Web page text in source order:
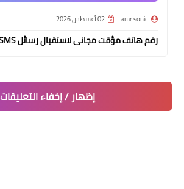
amr sonic 02 أغسطس 2026
رقم هاتف مؤقت مجانى لاستقبال رسائل SMS مجانا
إظهار / إخفاء التعليقات